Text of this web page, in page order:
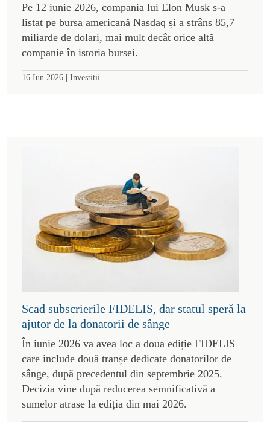
Pe 12 iunie 2026, compania lui Elon Musk s-a
listat pe bursa americană Nasdaq și a strâns 85,7
miliarde de dolari, mai mult decât orice altă
companie în istoria bursei.
16 Iun 2026 | Investitii
Scad subscrierile FIDELIS, dar statul speră la
ajutor de la donatorii de sânge
În iunie 2026 va avea loc a doua ediție FIDELIS
care include două tranșe dedicate donatorilor de
sânge, după precedentul din septembrie 2025.
Decizia vine după reducerea semnificativă a
sumelor atrase la ediția din mai 2026.